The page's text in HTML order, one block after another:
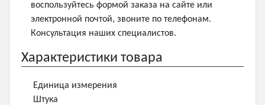
воспользуйтесь формой заказа на сайте или
электронной почтой, звоните по телефонам.
Консультация наших специалистов.
Характеристики товара
Единица измерения
Штука